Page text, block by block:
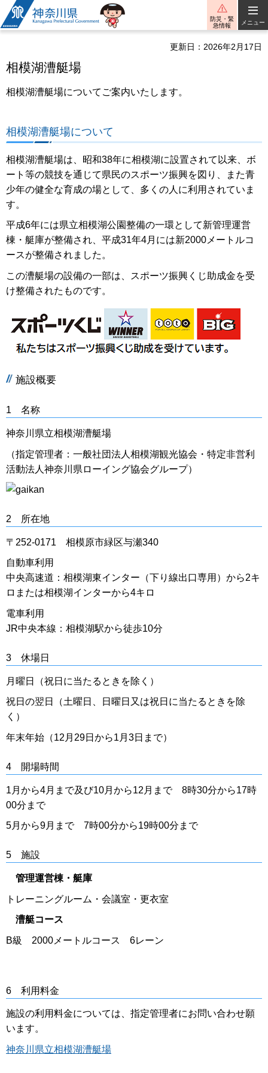
神奈川県
防災・緊
急情報
メニュー
更新日：2026年2月17日
相模湖漕艇場
相模湖漕艇場についてご案内いたします。
相模湖漕艇場について
相模湖漕艇場は、昭和38年に相模湖に設置されて以来、ボ
ート等の競技を通じて県民のスポーツ振興を図り、また青
少年の健全な育成の場として、多くの人に利用されていま
す。
平成6年には県立相模湖公園整備の一環として新管理運営
棟・艇庫が整備され、平成31年4月には新2000メートルコ
ースが整備されました。
この漕艇場の設備の一部は、スポーツ振興くじ助成金を受
け整備されたものです。
施設概要
1 名称
神奈川県立相模湖漕艇場
（指定管理者：一般社団法人相模湖観光協会・特定非営利
活動法人神奈川県ローイング協会グループ）
2 所在地
〒252-0171 相模原市緑区与瀬340
自動車利用
中央高速道：相模湖東インター（下り線出口専用）から2キ
ロまたは相模湖インターから4キロ
電車利用
JR中央本線：相模湖駅から徒歩10分
3 休場日
月曜日（祝日に当たるときを除く）
祝日の翌日（土曜日、日曜日又は祝日に当たるときを除
く）
年末年始（12月29日から1月3日まで）
4 開場時間
1月から4月まで及び10月から12月まで 8時30分から17時
00分まで
5月から9月まで 7時00分から19時00分まで
5 施設
管理運営棟・艇庫
トレーニングルーム・会議室・更衣室
漕艇コース
B級 2000メートルコース 6レーン
6 利用料金
施設の利用料金については、指定管理者にお問い合わせ願
います。
神奈川県立相模湖漕艇場